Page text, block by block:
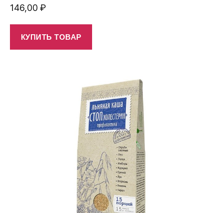
146,00₽
КУПИТЬ ТОВАР